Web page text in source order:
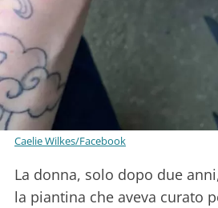
Caelie Wilkes/Facebook
La donna, solo dopo due
la piantina che aveva curato